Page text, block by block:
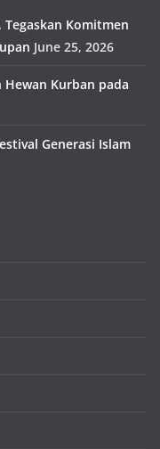
Tegaskan Komitmen
June 25, 2026
Hewan Kurban pada
Generasi Islam